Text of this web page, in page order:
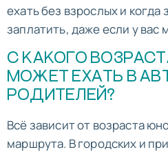
ехать без взрослых и когда
заплатить, даже если у вас
С КАКОГО
МОЖЕТ ЕХАТЬ В
РОДИТЕЛЕЙ?
Всё зависит от возраста
маршрута. В городских и